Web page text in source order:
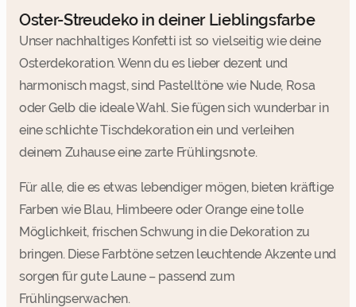
Oster-Streudeko in deiner Lieblingsfarbe
Unser nachhaltiges Konfetti ist so vielseitig wie deine
Osterdekoration. Wenn du es lieber dezent und
harmonisch magst, sind Pastelltöne wie Nude, Rosa
oder Gelb die ideale Wahl. Sie fügen sich wunderbar in
eine schlichte Tischdekoration ein und verleihen
deinem Zuhause eine zarte Frühlingsnote.
Für alle, die es etwas lebendiger mögen, bieten kräftige
Farben wie Blau, Himbeere oder Orange eine tolle
Möglichkeit, frischen Schwung in die Dekoration zu
bringen. Diese Farbtöne setzen leuchtende Akzente und
sorgen für gute Laune – passend zum
Frühlingserwachen.